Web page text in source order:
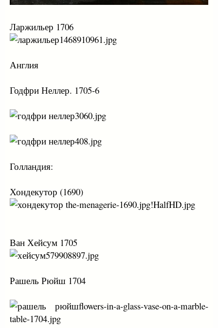
Ларжильер 1706
Англия
Годфри Неллер. 1705-6
Голландия:
Хондекутор (1690)
Ван Хейсум 1705
Рашель Рюйш 1704